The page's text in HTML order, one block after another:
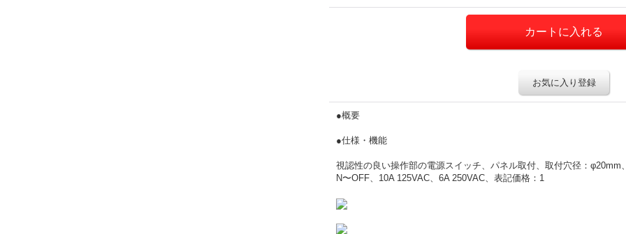
お気に入り登録
●概要
●仕様・機能
視認性の良い操作部の電源スイッチ、パネル取付、取付穴径：
N〜OFF、10A 125VAC、6A 250VAC、表記価格：1